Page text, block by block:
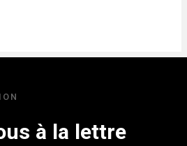
à la lettre